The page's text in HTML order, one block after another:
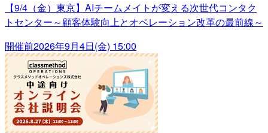
【9/4（金）東京】AIチームメイトが変える次世代コンタク
トセンター～顧客体験向上とオペレーション改革の最前線～
開催前2026年9月4日(金) 15:00